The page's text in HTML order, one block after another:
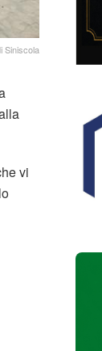
Siniscola
vi